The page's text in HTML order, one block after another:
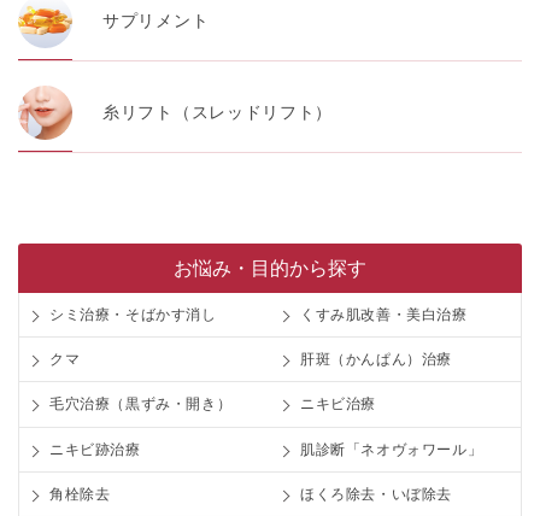
本プライバシーポリシーの内容は、法令変更への対応や
事業上の必要性等に応じて、改定される場合がありま
す。
掲載したときをもって効力を生じるものとします。
サプリメント
糸リフト（スレッドリフト）
お悩み・目的から探す
シミ治療・そばかす消し くすみ肌改善・美白治療
クマ 肝斑（かんぱん）治療
毛穴治療（黒ずみ・開き） ニキビ治療
ニキビ跡治療 肌診断「ネオヴォワール」
角栓除去 ほくろ除去・いぼ除去